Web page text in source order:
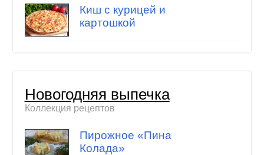
Киш с курицей и
картошкой
Новогодняя выпечка
Коллекция рецептов
Пирожное «Пина
Колада»